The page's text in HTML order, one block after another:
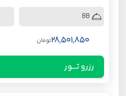
BB
28,501,850تومان
رزرو تـــور